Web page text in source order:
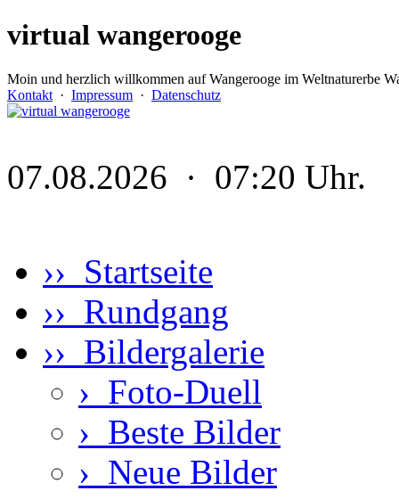
virtual wangerooge
Moin und herzlich willkommen auf Wangerooge im Weltnaturerbe
Kontakt · Impressum · Datenschutz
07.08.2026 · 07:20 Uhr.
›› Startseite
›› Rundgang
›› Bildergalerie
› Foto-Duell
› Beste Bilder
› Neue Bilder